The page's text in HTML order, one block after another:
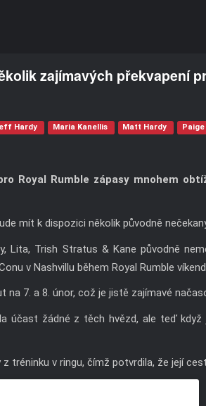
zajímavých překvapení
Hardy Maria Kanellis Matt Hardy Paige
Royal Rumble zápasy mnohem
mít k dispozici několik původně
Lita, Trish Stratus & Kane původně
v Nashvillu během Royal Rumble
7. a 8. únor, což je jistě zajímavé
účast žádné z těch hvězd, ale teď
tréninku v ringu, čímž potvrdila, že její